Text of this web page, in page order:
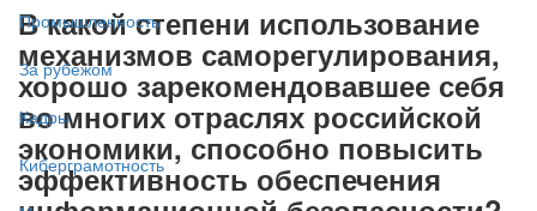
Промышленность
За рубежом
Кадры
Киберграмотность
В какой степени использование
механизмов саморегулирования,
хорошо зарекомендовавшее себя
во многих отраслях российской
экономики, способно повысить
эффективность обеспечения